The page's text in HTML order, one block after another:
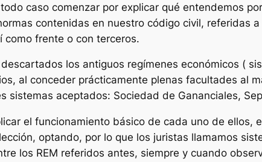
caso comenzar por explicar qué entendemos
contenidas en nuestro código civil, referidas
como frente o con terceros.
los antiguos regímenes económicos (
al conceder prácticamente plenas facultades al
sistemas aceptados: Sociedad de Gananciales,
el funcionamiento básico de cada uno de ellos,
optando, por lo que los juristas llamamos
los REM referidos antes, siempre y cuando